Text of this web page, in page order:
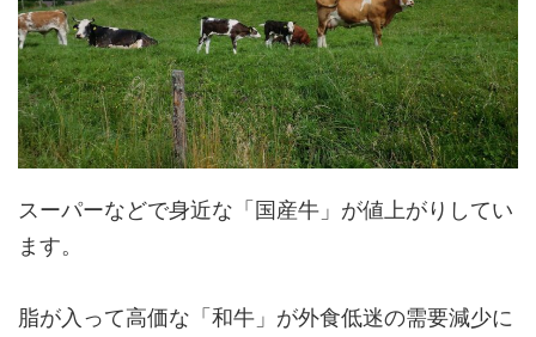
スーパーなどで身近な「国産牛」が値上がりしてい
ます。
脂が入って高価な「和牛」が外食低迷の需要減少に